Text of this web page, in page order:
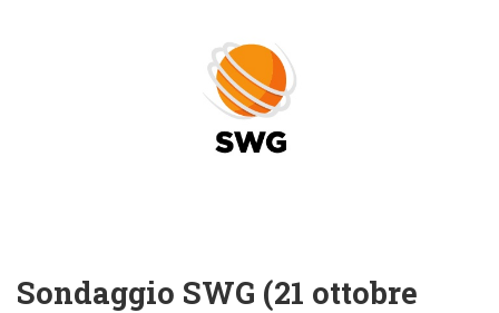
Sondaggio SWG (21 ottobre